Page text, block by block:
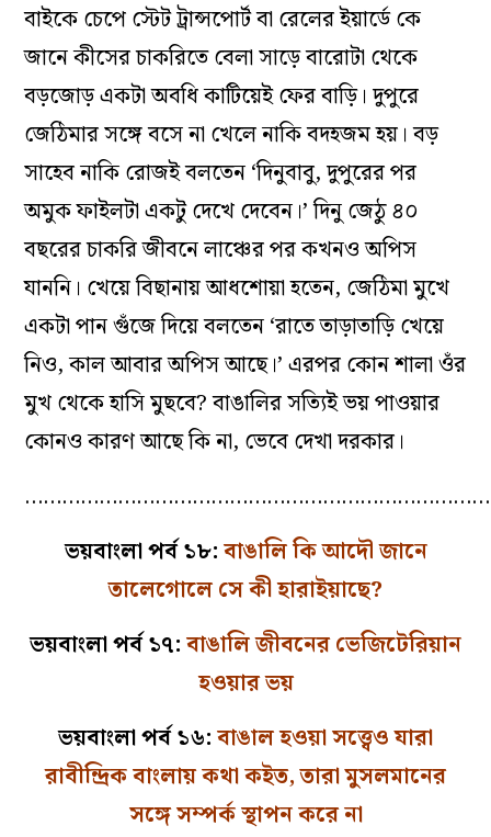
বাইকে চেপে স্টেট ট্রান্সপোর্ট বা রেলের ইয়ার্ডে কে
জানে কীসের চাকরিতে বেলা সাড়ে বারোটা থেকে
বড়জোড় একটা অবধি কাটিয়েই ফের বাড়ি। দুপুরে
জেঠিমার সঙ্গে বসে না খেলে নাকি বদহজম হয়। বড়
সাহেব নাকি রোজই বলতেন ‘দিনুবাবু, দুপুরের পর
অমুক ফাইলটা একটু দেখে দেবেন।’ দিনু জেঠু ৪০
বছরের চাকরি জীবনে লাঞ্চের পর কখনও অপিস
যাননি। খেয়ে বিছানায় আধশোয়া হতেন, জেঠিমা মুখে
একটা পান গুঁজে দিয়ে বলতেন ‘রাতে তাড়াতাড়ি খেয়ে
নিও, কাল আবার অপিস আছে।’ এরপর কোন শালা ওঁর
মুখ থেকে হাসি মুছবে? বাঙালির সত্যিই ভয় পাওয়ার
কোনও কারণ আছে কি না, ভেবে দেখা দরকার।
ভয়বাংলা পর্ব ১৮:বাঙালি কি আদৌ জানে
তালেগোলে সে কী হারাইয়াছে?
ভয়বাংলা পর্ব ১৭:বাঙালি জীবনের ভেজিটেরিয়ান
হওয়ার ভয়
ভয়বাংলা পর্ব ১৬:বাঙাল হওয়া সত্ত্বেও যারা
রাবীন্দ্রিক বাংলায় কথা কইত, তারা মুসলমানের
সঙ্গে সম্পর্ক স্থাপন করে না